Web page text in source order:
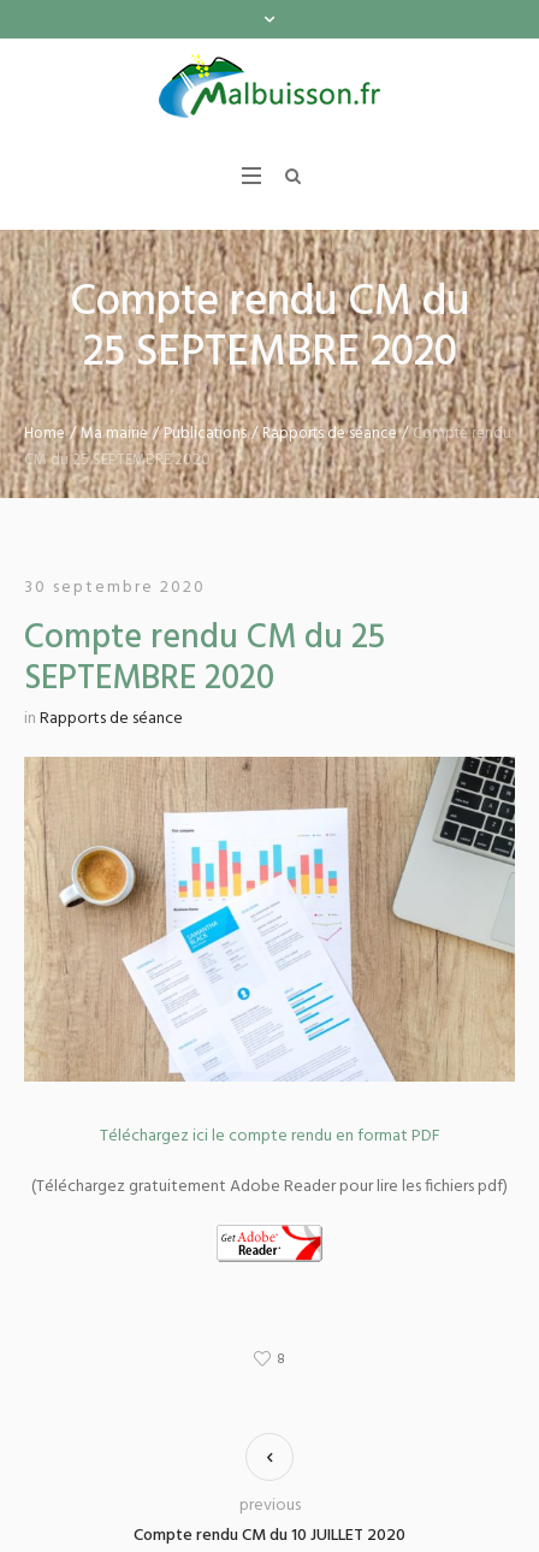
Compte rendu CM du
25 SEPTEMBRE 2020
Home/Ma mairie/Publications/Rapports de séance/Compte rendu
CM du 25 SEPTEMBRE 2020
30 septembre 2020
Compte rendu CM du 25
SEPTEMBRE 2020
inRapports de séance
Téléchargez ici le compte rendu en format PDF
(Téléchargez gratuitement Adobe Reader pour lire les fichiers pdf)
8
Compte rendu CM du 10 JUILLET 2020
previous